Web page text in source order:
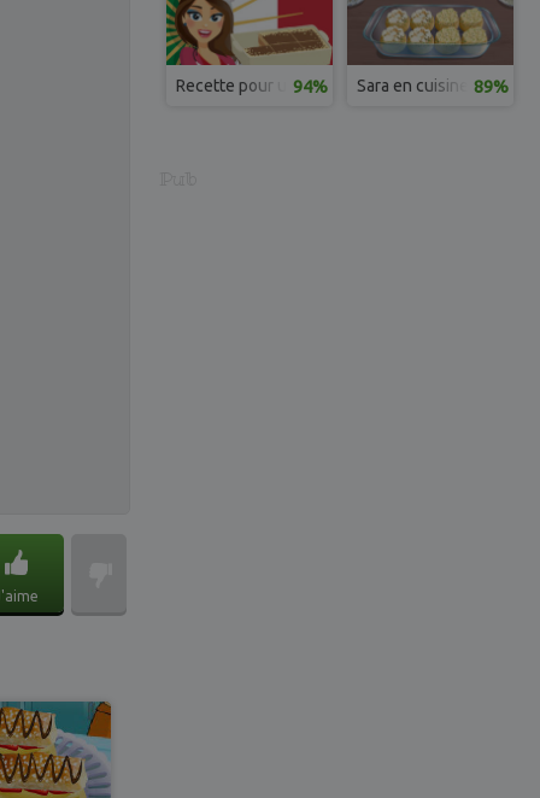
Recette pour un parfait Tiramisu avec Emma
94% Sara en cuisine 89%